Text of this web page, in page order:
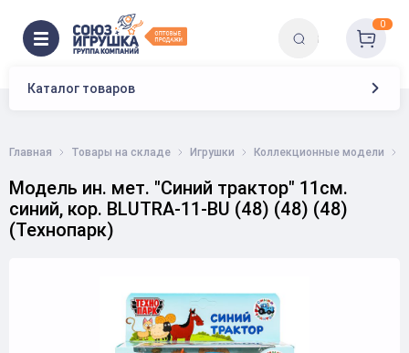
Каталог товаров
0
Главная Товары на складе Игрушки Коллекционные модели
Модель ин. мет. "Синий трактор" 11см.
синий, кор. BLUTRA-11-BU (48) (48) (48)
(Технопарк)